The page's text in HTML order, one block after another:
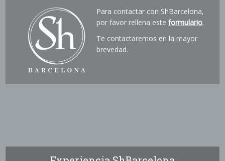
Para contactar con ShBarcelona,
por favor rellena esteformulario.
Te contactaremos en la mayor
brevedad.